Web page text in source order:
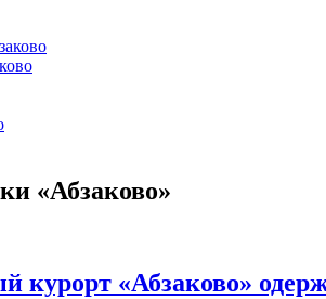
«Абзаково»
курорт «Абзаково»